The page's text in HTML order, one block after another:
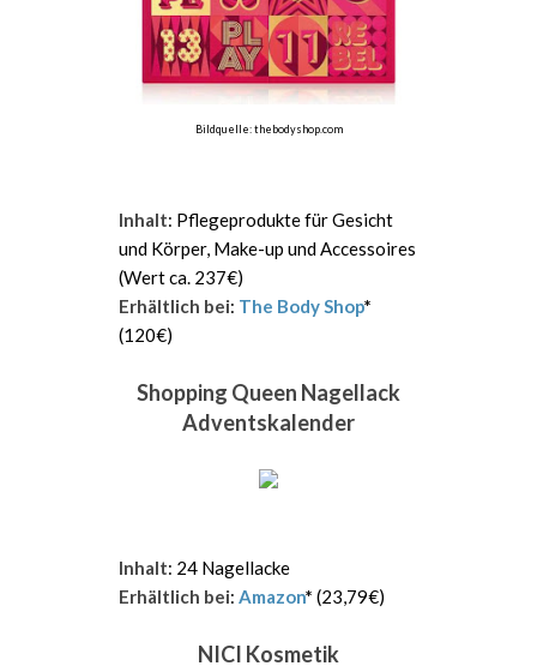
Bildquelle: thebodyshop.com
Inhalt: Pflegeprodukte für Gesicht
und Körper, Make-up und Accessoires
(Wert ca. 237€)
Erhältlich bei: The Body Shop*
(120€)
Shopping Queen Nagellack
Adventskalender
Inhalt: 24 Nagellacke
Erhältlich bei: Amazon* (23,79€)
NICI Kosmetik